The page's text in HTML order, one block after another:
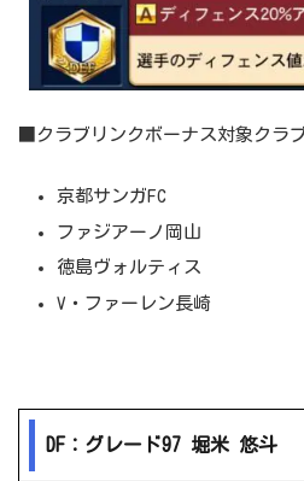
■クラブリンクボーナス対象クラ
京都サンガFC
ファジアーノ岡山
徳島ヴォルティス
V・ファーレン長崎
DF：グレード97 堀米 悠斗